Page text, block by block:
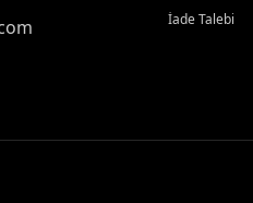
İade Talebi